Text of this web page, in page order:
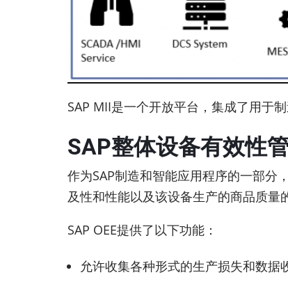
SAP MII是一个开放平台，集成了用于
SAP整体设备有效性
作为SAP制造和智能应用程序的一部分
及性和性能以及该设备生产的商品质量
SAP OEE提供了以下功能：
允许收集各种形式的生产损失和数据